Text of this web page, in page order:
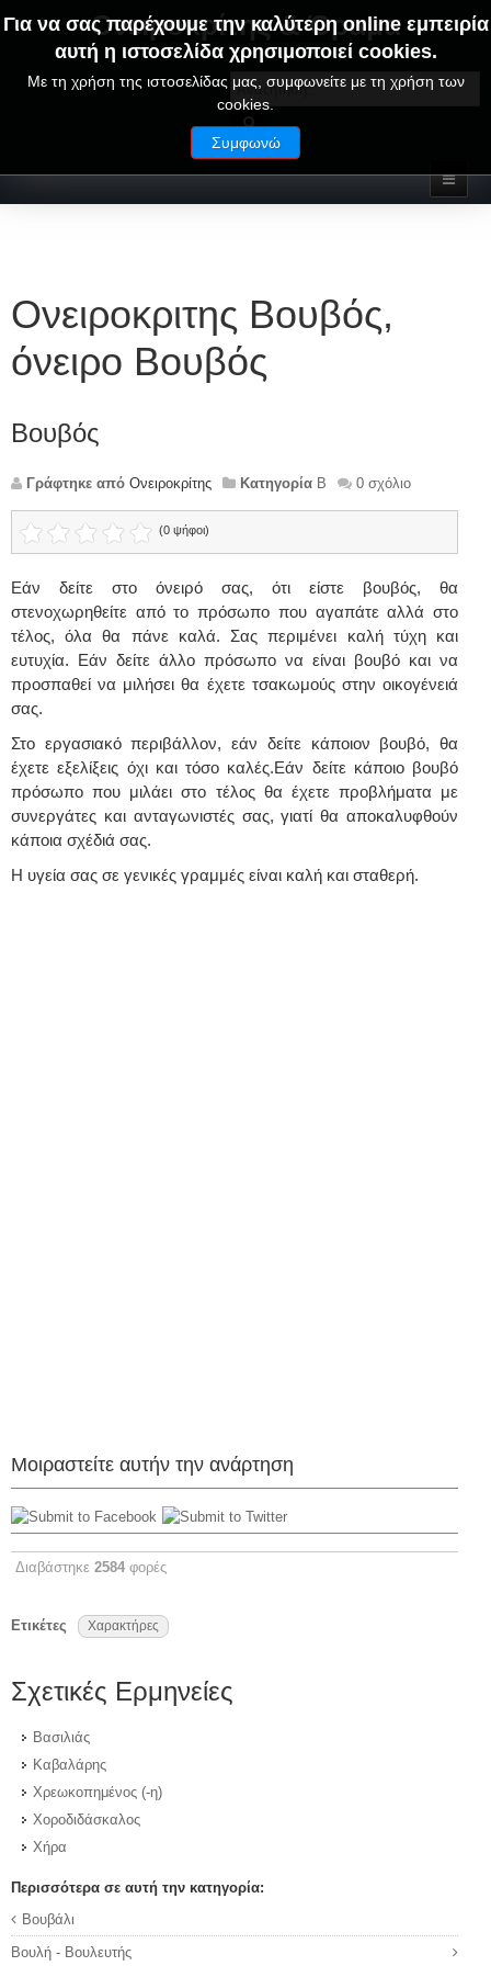
Ονειροκρίτης & Όραμα
ΟΝΕΙΡΑ ΕΡΜΗΝΕΙΕΣ - ΑΛΦΑΒΗΤΙΚΟΣ ΟΝΕΙΡΟΚΡΙΤΗΣ
Για να σας παρέχουμε την καλύτερη online εμπειρία
αυτή η ιστοσελίδα χρησιμοποιεί cookies.
Με τη χρήση της ιστοσελίδας μας, συμφωνείτε με τη χρήση των
cookies.
Συμφωνώ
Ονειροκριτης Βουβός,
όνειρο Βουβός
Βουβός
Γράφτηκε από Ονειροκρίτης Κατηγορία Β 0 σχόλιο
(0 ψήφοι)
Εάν δείτε στο όνειρό σας, ότι είστε βουβός, θα
στενοχωρηθείτε από το πρόσωπο που αγαπάτε αλλά στο
τέλος, όλα θα πάνε καλά. Σας περιμένει καλή τύχη και
ευτυχία. Εάν δείτε άλλο πρόσωπο να είναι βουβό και να
προσπαθεί να μιλήσει θα έχετε τσακωμούς στην οικογένειά
σας.
Στο εργασιακό περιβάλλον, εάν δείτε κάποιον βουβό, θα
έχετε εξελίξεις όχι και τόσο καλές.Εάν δείτε κάποιο βουβό
πρόσωπο που μιλάει στο τέλος θα έχετε προβλήματα με
συνεργάτες και ανταγωνιστές σας, γιατί θα αποκαλυφθούν
κάποια σχέδιά σας.
Η υγεία σας σε γενικές γραμμές είναι καλή και σταθερή.
Μοιραστείτε αυτήν την ανάρτηση
Διαβάστηκε 2584 φορές
Ετικέτες Χαρακτήρες
Σχετικές Ερμηνείες
Βασιλιάς
Καβαλάρης
Χρεωκοπημένος (-η)
Χοροδιδάσκαλος
Χήρα
Περισσότερα σε αυτή την κατηγορία:
Βουβάλι
Βουλή - Βουλευτής